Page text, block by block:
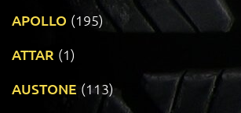
APOLLO (195)
ATTAR (1)
AUSTONE (113)